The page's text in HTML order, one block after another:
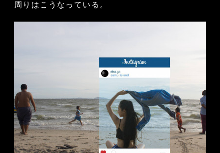
周りはこうなっている。